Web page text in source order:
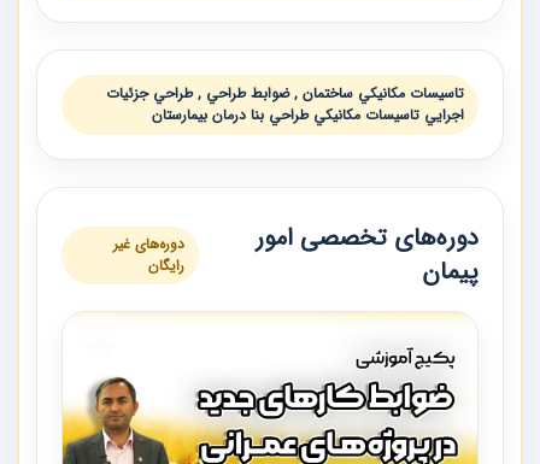
تاسيسات مكانيكي ساختمان , ضوابط طراحي , طراحي جزئيات
اجرايي تاسيسات مكانيكي طراحي بنا درمان بيمارستان
دوره‌های تخصصی امور
پیمان
دوره‌های غیر
رایگان